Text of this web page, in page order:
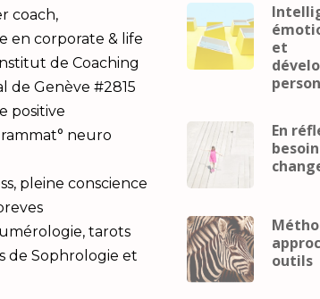
coach,
en corporate & life
de Coaching
de Genève #2815
positive
neuro
pleine conscience
tarots
de Sophrologie et
et
En
outils
Career
coach
developpement
Développement
Business Career
mental
personnel
personnel
Gestion du